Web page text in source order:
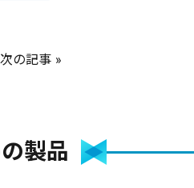
次の記事
製品